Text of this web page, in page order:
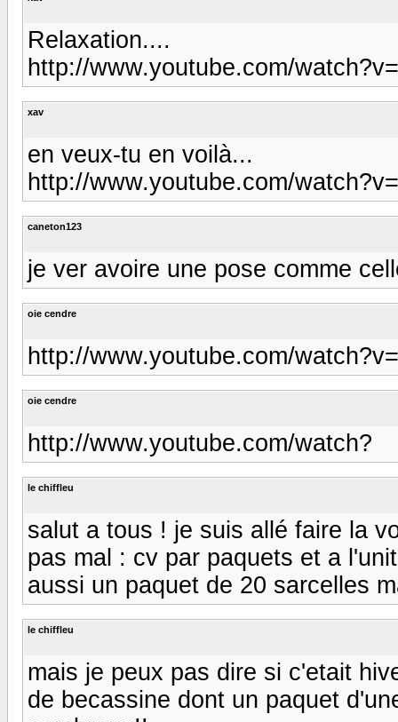
Relaxation....
http://www.youtube.com/
xav
en veux-tu en voilà...
http://www.youtube.com/
caneton123
je ver avoire une pose comme
oie cendre
http://www.youtube.com/
oie cendre
http://www.youtube.com/watch?
le chiffleu
salut a tous ! je suis allé faire la
pas mal : cv par paquets et a
aussi un paquet de 20 sarcelles
le chiffleu
mais je peux pas dire si c'etait
de becassine dont un paquet